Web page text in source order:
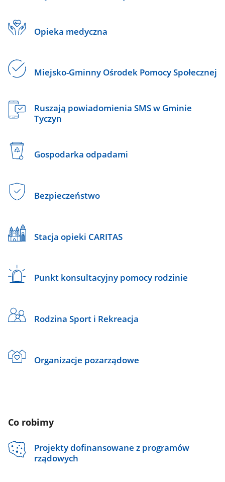
Opieka medyczna
Miejsko-Gminny Ośrodek Pomocy Społecznej
Ruszają powiadomienia SMS w Gminie
Tyczyn
Gospodarka odpadami
Bezpieczeństwo
Stacja opieki CARITAS
Punkt konsultacyjny pomocy rodzinie
Rodzina Sport i Rekreacja
Organizacje pozarządowe
Co robimy
Projekty dofinansowane z programów
rządowych